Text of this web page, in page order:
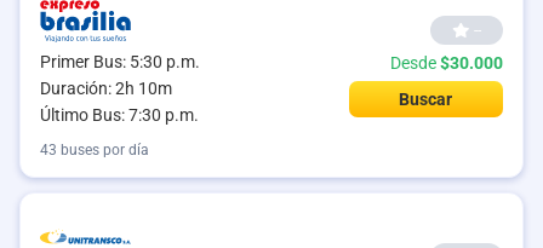
Primer Bus: 5:30 p.m.
Duración: 2h 10m
Último Bus: 7:30 p.m.
--
Desde$30.000
Buscar
43 buses por día